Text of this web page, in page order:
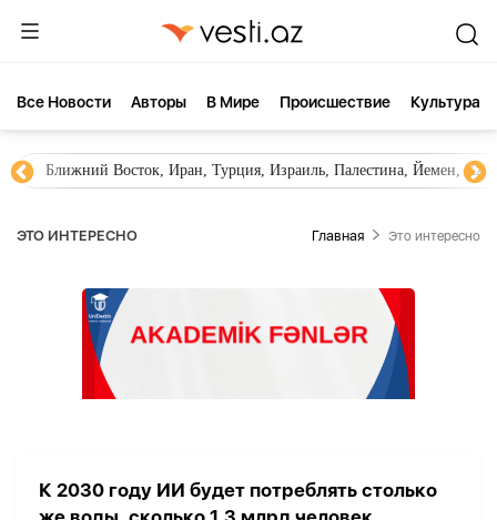
Все Новости Aвторы В Мире Происшествие Культура
Ближний Восток, Иран, Турция, Израиль, Палестина, Йемен,
ЭТО ИНТЕРЕСНО Главная Это интересно
К 2030 году ИИ будет потреблять столько